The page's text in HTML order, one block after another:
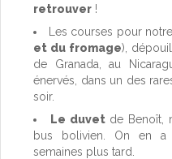
retrouver !
Les courses pour
et du fromage),
de Granada, au
énervés, dans un des
soir.
Le duvetde Benoît,
bus bolivien. On en a
semaines plus tard.